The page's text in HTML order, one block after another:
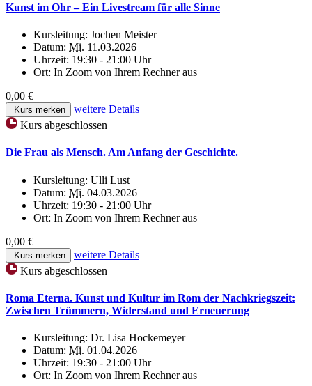
Kunst im Ohr – Ein Livestream für alle Sinne
Kursleitung: Jochen Meister
Datum: Mi. 11.03.2026
Uhrzeit: 19:30 - 21:00 Uhr
Ort: In Zoom von Ihrem Rechner aus
0,00 €
Kurs merken
weitere Details
Kurs abgeschlossen
Die Frau als Mensch. Am Anfang der Geschichte.
Kursleitung: Ulli Lust
Datum: Mi. 04.03.2026
Uhrzeit: 19:30 - 21:00 Uhr
Ort: In Zoom von Ihrem Rechner aus
0,00 €
Kurs merken
weitere Details
Kurs abgeschlossen
Roma Eterna. Kunst und Kultur im Rom der Nachkriegszeit:
Zwischen Trümmern, Widerstand und Erneuerung
Kursleitung: Dr. Lisa Hockemeyer
Datum: Mi. 01.04.2026
Uhrzeit: 19:30 - 21:00 Uhr
Ort: In Zoom von Ihrem Rechner aus